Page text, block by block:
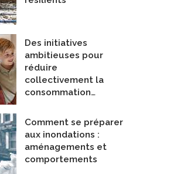
Des initiatives
ambitieuses pour
réduire
collectivement la
consommation…
Comment se préparer
aux inondations :
aménagements et
comportements